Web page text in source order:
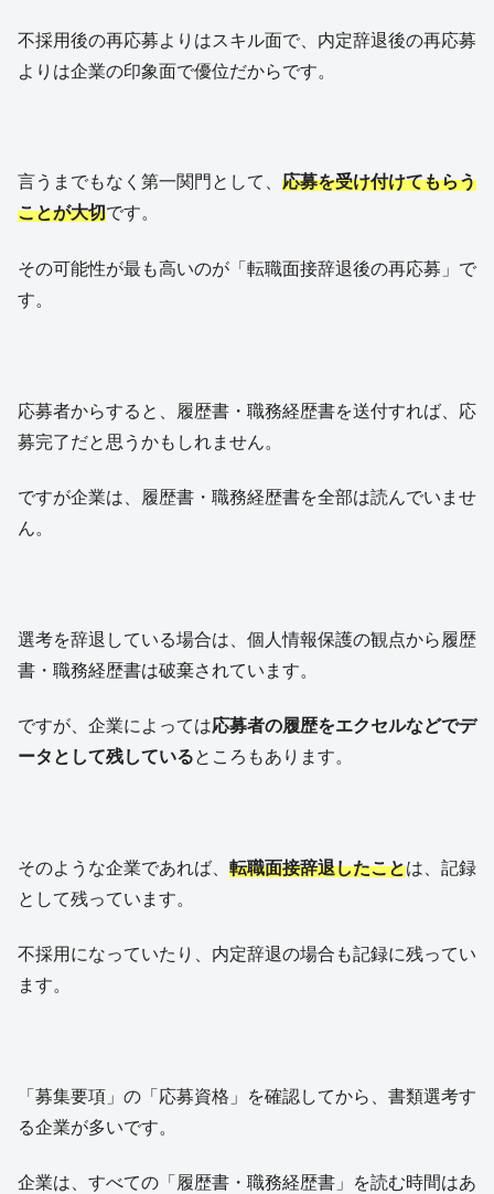
不採用後の再応募よりはスキル面で、内定辞退後の再応募
よりは企業の印象面で優位だからです。
言うまでもなく第一関門として、 応募を受け付けてもらう
ことが大切です。
その可能性が最も高いのが「転職面接辞退後の再応募」で
す。
応募者からすると、履歴書・職務経歴書を送付すれば、応
募完了だと思うかもしれません。
ですが企業は、履歴書・職務経歴書を全部は読んでいませ
ん。
選考を辞退している場合は、個人情報保護の観点から履歴
書・職務経歴書は破棄されています。
ですが、企業によっては応募者の履歴をエクセルなどでデ
ータとして残しているところもあります。
そのような企業であれば、 転職面接辞退したことは、記録
として残っています。
不採用になっていたり、内定辞退の場合も記録に残ってい
ます。
「募集要項」の「応募資格」を確認してから、書類選考す
る企業が多いです。
企業は、すべての「履歴書・職務経歴書」を読む時間はあ